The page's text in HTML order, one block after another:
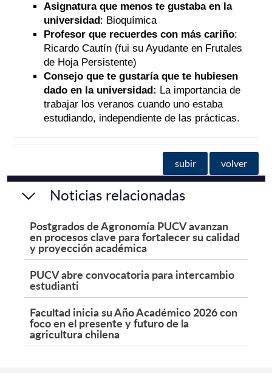
Asignatura que menos te gustaba en la
universidad : Bioquímica
Profesor que recuerdes con más cariño:
Ricardo Cautín (fui su Ayudante en Frutales
de Hoja Persistente)
Consejo que te gustaría que te hubiesen
dado en la universidad: La importancia de
trabajar los veranos cuando uno estaba
estudiando, independiente de las prácticas.
subir volver
Noticias relacionadas
Postgrados de Agronomía PUCV avanzan
en procesos clave para fortalecer su calidad
y proyección académica
PUCV abre convocatoria para intercambio
estudianti
Facultad inicia su Año Académico 2026 con
foco en el presente y futuro de la
agricultura chilena